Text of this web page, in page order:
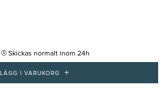
Skickas normalt inom 24h
LÄGG I VARUKORG +